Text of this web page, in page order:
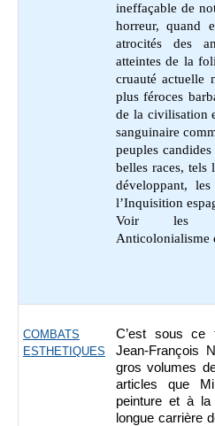
ineffaçable de
horreur, quand
atrocités des
atteintes de la
cruauté actuelle
plus féroces
de la civilisation
sanguinaire
peuples
belles races, tels
développant,
l’Inquisition
Voir les
Anticolonialisme
COMBATS
ESTHETIQUES
C’est sous ce
Jean-François
gros volumes
articles que
peinture et à
longue carrière